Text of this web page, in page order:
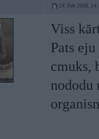
24. Feb 2008,
Viss
Pats
cmuks,
nododu